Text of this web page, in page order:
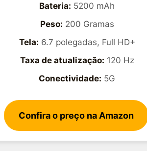
Bateria: 5200 mAh
Peso: 200 Gramas
Tela: 6.7 polegadas, Full HD+
Taxa de atualização: 120 Hz
Conectividade: 5G
Confira o preço na Amazon